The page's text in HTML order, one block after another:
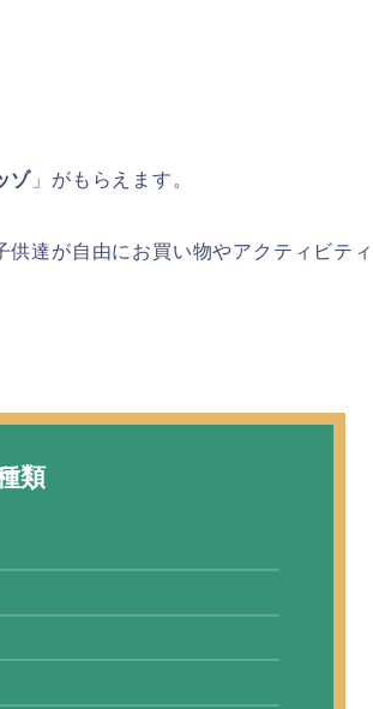
ゾ 」がもらえます。
達が自由にお買い物やアクティビティ
類